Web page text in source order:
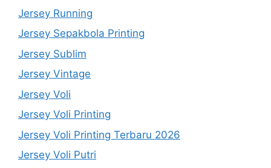
Jersey Running
Jersey Sepakbola Printing
Jersey Sublim
Jersey Vintage
Jersey Voli
Jersey Voli Printing
Jersey Voli Printing Terbaru 2026
Jersey Voli Putri